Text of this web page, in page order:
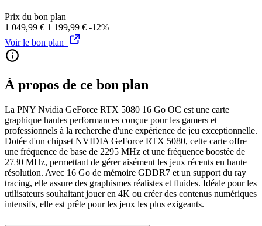
Prix du bon plan
1 049,99 € 1 199,99 € -12%
Voir le bon plan
À propos de ce bon plan
La PNY Nvidia GeForce RTX 5080 16 Go OC est une carte
graphique hautes performances conçue pour les gamers et
professionnels à la recherche d'une expérience de jeu exceptionnelle.
Dotée d'un chipset NVIDIA GeForce RTX 5080, cette carte offre
une fréquence de base de 2295 MHz et une fréquence boostée de
2730 MHz, permettant de gérer aisément les jeux récents en haute
résolution. Avec 16 Go de mémoire GDDR7 et un support du ray
tracing, elle assure des graphismes réalistes et fluides. Idéale pour les
utilisateurs souhaitant jouer en 4K ou créer des contenus numériques
intensifs, elle est prête pour les jeux les plus exigeants.